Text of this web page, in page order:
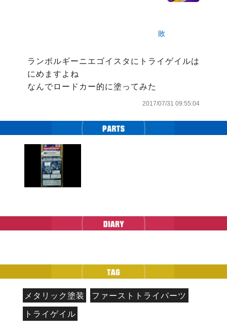
敗
ランボルギーニエゴイスタにトライゲイルは
にめますよね
2017/07/31 09:55:04
メタリック塗装 ファーストトライパーツ
トライゲイル